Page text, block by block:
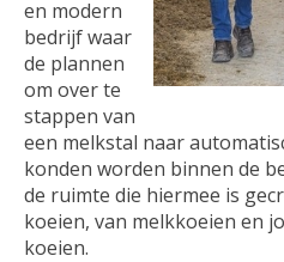
en modern
bedrijf waar
de plannen
om over te
stappen van
een melkstal naar
konden worden binnen de
de ruimte die hiermee is
koeien, van melkkoeien en
koeien.